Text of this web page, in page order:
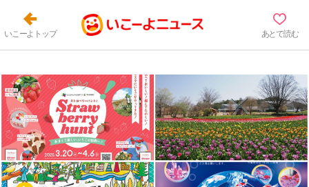
いこーよトップ あとで読む